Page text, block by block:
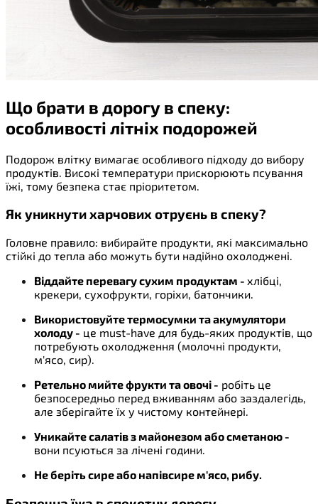
Що брати в дорогу в спеку:
особливості літніх подорожей
Подорож влітку вимагає особливого підходу до вибору
продуктів. Високі температури прискорюють псування
їжі, тому безпека стає пріоритетом.
Як уникнути харчових отруєнь в спеку?
Головне правило: вибирайте продукти, які максимально
стійкі до тепла або можуть бути надійно охолоджені.
Віддайте перевагу сухим продуктам - хлібці,
крекери, сухофрукти, горіхи, батончики.
Використовуйте термосумки та акумулятори
холоду - це must-have для будь-яких продуктів, що
потребують охолодження (молочні продукти,
м'ясо, сир).
Ретельно мийте фрукти та овочі - робіть це
безпосередньо перед вживанням або заздалегідь,
але зберігайте їх у чистому контейнері.
Уникайте салатів з майонезом або сметаною -
вони псуються за лічені години.
Не беріть сире або напівсире м'ясо, рибу.